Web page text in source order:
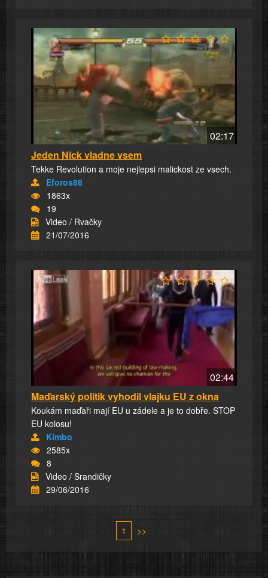
02:17
Jeden Nick vladne vsem
Tekke Revolution a moje nejlepsi malickost ze vsech.
Eforos88
1863x
19
Video / Rvačky
21/07/2016
02:44
Maďarský politik vyhodil vlajku EU z okna
Koukám maďaři mají EU u zádele a je to dobře. STOP
EU kolosu!
Kimbo
2585x
8
Video / Srandičky
29/06/2016
1 >>